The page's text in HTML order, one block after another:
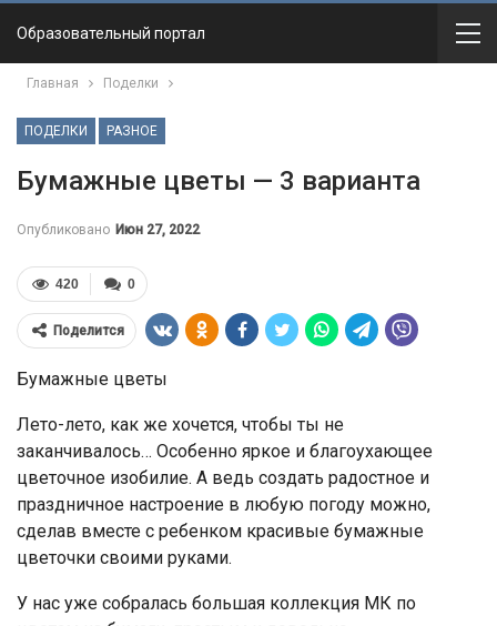
Образовательный портал
Главная Поделки
ПОДЕЛКИ РАЗНОЕ
Бумажные цветы — 3 варианта
Опубликовано Июн 27, 2022
0
420
Поделится
Бумажные цветы
Лето-лето, как же хочется, чтобы ты не
заканчивалось… Особенно яркое и благоухающее
цветочное изобилие. А ведь создать радостное и
праздничное настроение в любую погоду можно,
сделав вместе с ребенком красивые бумажные
цветочки своими руками.
У нас уже собралась большая коллекция МК по